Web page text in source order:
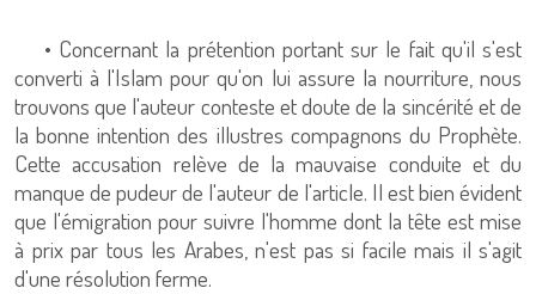
• Concernant la prétention portant sur le fait qu'il s'est
converti à l'Islam pour qu'on lui assure la nourriture, nous
trouvons que l'auteur conteste et doute de la sincérité et de
la bonne intention des illustres compagnons du Prophète.
Cette accusation relève de la mauvaise conduite et du
manque de pudeur de l'auteur de l'article. Il est bien évident
que l'émigration pour suivre l'homme dont la tête est mise
à prix par tous les Arabes, n'est pas si facile mais il s'agit
d'une résolution ferme.